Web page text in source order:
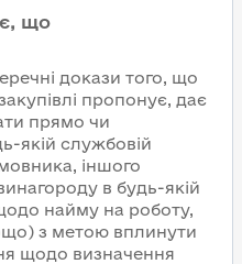
що
докази того, що
пропонує, дає
прямо чи
якій службовій
іншого
в будь-якій
найму на роботу,
з метою вплинути
щодо визначення